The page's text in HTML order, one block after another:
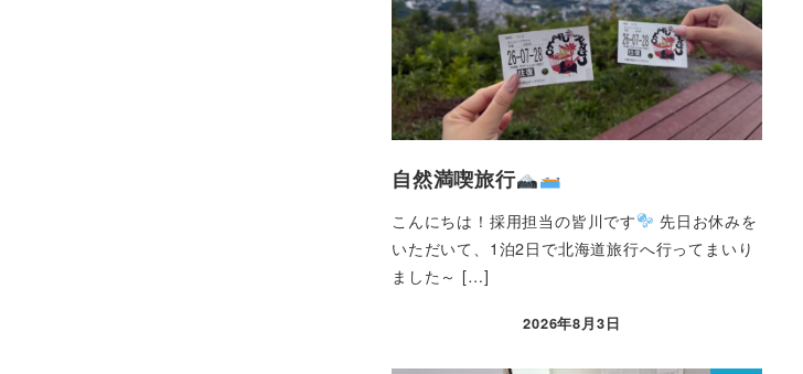
自然満喫旅行
こんにちは！採用担当の皆川です
先日お休みを
いただいて、1泊2日で北海道旅行へ行ってまいり
ました～ […]
2026年8月3日